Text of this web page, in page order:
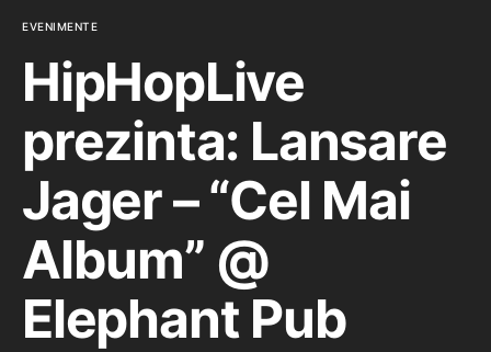
EVENIMENTE
HipHopLive
prezinta: Lansare
Jager – “Cel Mai
Album” @
Elephant Pub